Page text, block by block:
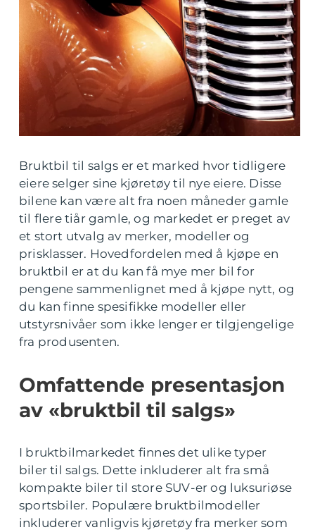
Bruktbil til salgs er et marked hvor tidligere
eiere selger sine kjøretøy til nye eiere. Disse
bilene kan være alt fra noen måneder gamle
til flere tiår gamle, og markedet er preget av
et stort utvalg av merker, modeller og
prisklasser. Hovedfordelen med å kjøpe en
bruktbil er at du kan få mye mer bil for
pengene sammenlignet med å kjøpe nytt, og
du kan finne spesifikke modeller eller
utstyrsnivåer som ikke lenger er tilgjengelige
fra produsenten.
Omfattende presentasjon
av «bruktbil til salgs»
I bruktbilmarkedet finnes det ulike typer
biler til salgs. Dette inkluderer alt fra små
kompakte biler til store SUV-er og luksuriøse
sportsbiler. Populære bruktbilmodeller
inkluderer vanligvis kjøretøy fra merker som